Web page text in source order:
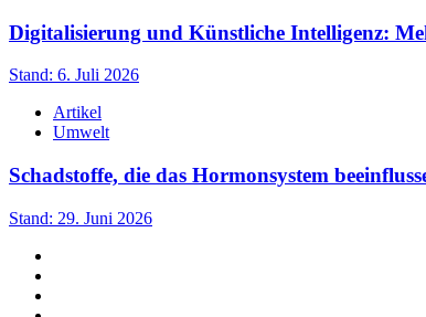
Digitalisierung und Künstliche Intelligenz:
Stand: 6. Juli 2026
Artikel
Umwelt
Schadstoffe, die das Hormonsystem
Stand: 29. Juni 2026